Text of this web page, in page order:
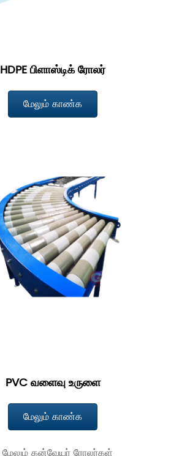
HDPE பிளாஸ்டிக் ரோலர்
மேலும் காண்க
PVC வளைவு உருளை
மேலும் காண்க
மேலும் கன்வேயர் ரோலர்கள்